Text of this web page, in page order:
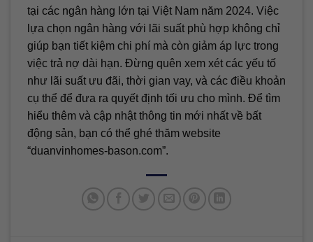
tại các ngân hàng lớn tại Việt Nam năm 2024. Việc
lựa chọn ngân hàng với lãi suất phù hợp không chỉ
giúp bạn tiết kiệm chi phí mà còn giảm áp lực trong
việc trả nợ dài hạn. Đừng quên xem xét các yếu tố
như lãi suất ưu đãi, thời gian vay, và các điều khoản
cụ thể để đưa ra quyết định tối ưu cho mình. Để tìm
hiểu thêm và cập nhật thông tin mới nhất về bất
động sản, bạn có thể ghé thăm website
“duanvinhomes-bason.com”.